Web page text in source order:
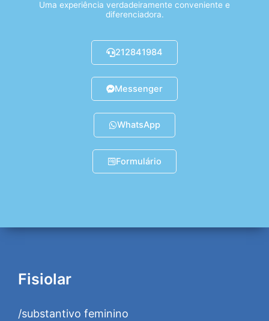
Uma experiência verdadeiramente conveniente e
diferenciadora.
212841984
Messenger
WhatsApp
Formulário
Fisiolar
/substantivo feminino